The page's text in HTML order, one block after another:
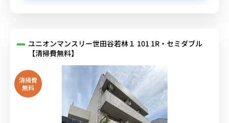
ユニオンマンスリー世田谷若林１ 101 1R・セミダブル
【清掃費無料】
清掃費
無料